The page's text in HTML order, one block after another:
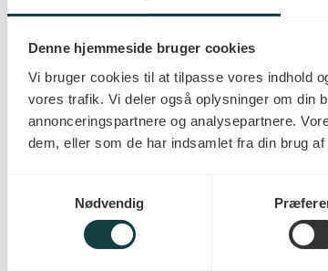
Denne hjemmeside bruger cookies
Vi bruger cookies til at tilpasse vores indhold
vores trafik. Vi deler også oplysninger om din
annonceringspartnere og analysepartnere.
dem, eller som de har indsamlet fra din brug af
Nødvendig